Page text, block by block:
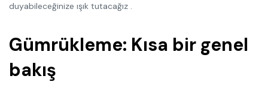
duyabileceğinize ışık tutacağız .
Gümrükleme: Kısa bir genel
bakış